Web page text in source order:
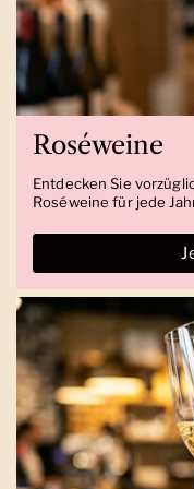
Roséweine
Entdecken Sie
Roséweine für jede